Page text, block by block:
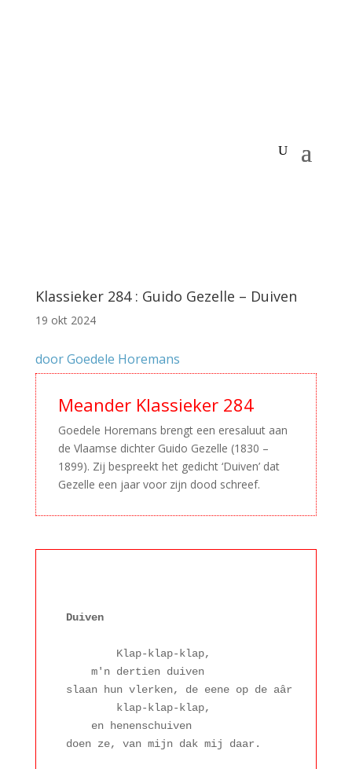
Klassieker 284 : Guido Gezelle – Duiven
19 okt 2024
door Goedele Horemans
Meander Klassieker 284
Goedele Horemans brengt een eresaluut aan
de Vlaamse dichter Guido Gezelle (1830 –
1899). Zij bespreekt het gedicht ‘Duiven’ dat
Gezelle een jaar voor zijn dood schreef.
Duiven
        Klap-klap-klap,
    m'n dertien duiven
slaan hun vlerken, de eene op de aâr;
        klap-klap-klap,
    en henenschuiven
doen ze, van mijn dak mij daar.